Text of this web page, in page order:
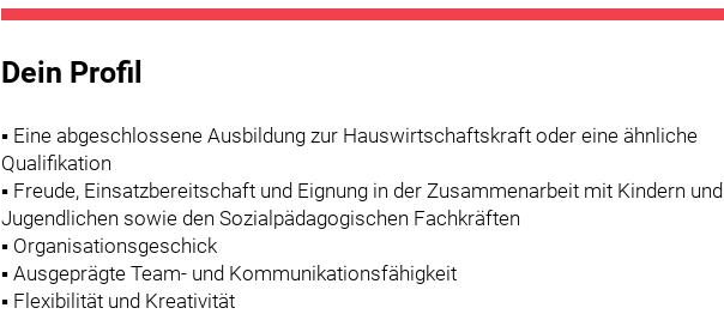
Dein Profil
▪ Eine abgeschlossene Ausbildung zur Hauswirtschaftskraft oder eine ähnliche
Qualifikation
▪ Freude, Einsatzbereitschaft und Eignung in der Zusammenarbeit mit Kindern und
Jugendlichen sowie den Sozialpädagogischen Fachkräften
▪ Organisationsgeschick
▪ Ausgeprägte Team- und Kommunikationsfähigkeit
▪ Flexibilität und Kreativität